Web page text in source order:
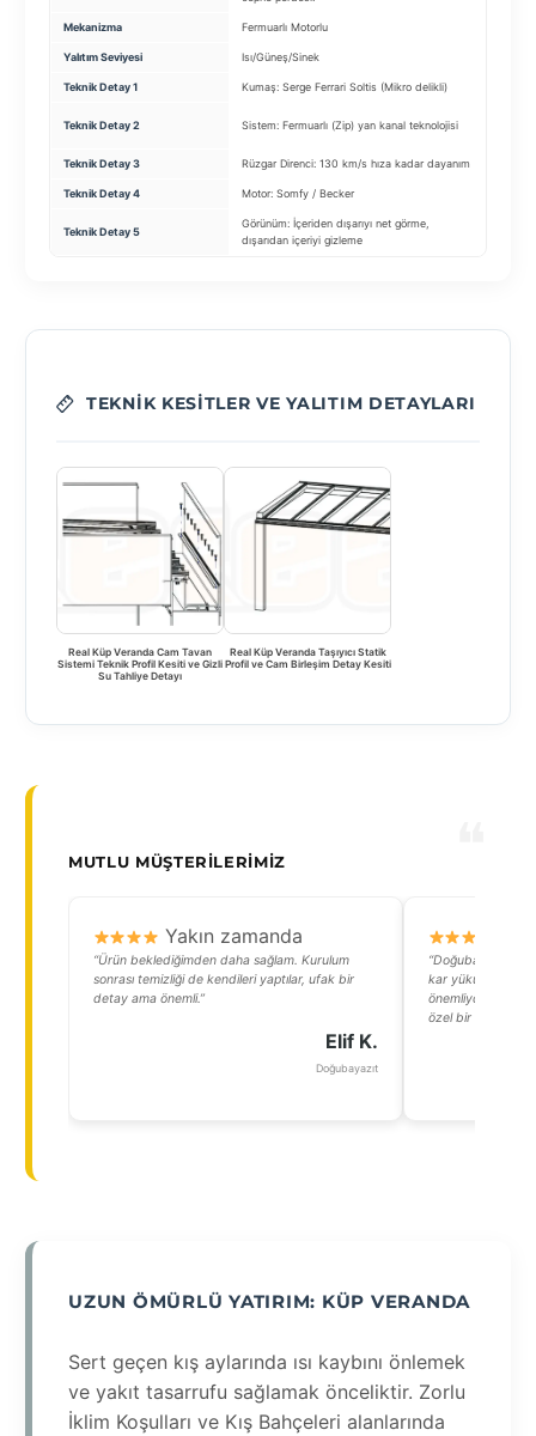
Mekanizma Fermuarlı Motorlu
Yalıtım Seviyesi Isı/Güneş/Sinek
Teknik Detay 1 Kumaş: Serge Ferrari Soltis (Mikro delikli)
Teknik Detay 2 Sistem: Fermuarlı (Zip) yan kanal teknolojisi
Teknik Detay 3 Rüzgar Direnci: 130 km/s hıza kadar dayanım
Teknik Detay 4 Motor: Somfy / Becker
Teknik Detay 5
Görünüm: İçeriden dışarıyı net görme,
dışarıdan içeriyi gizleme
TEKNIK KESITLER VE YALITIM DETAYLARI
Real Küp Veranda Cam Tavan
Sistemi Teknik Profil Kesiti ve Gizli
Su Tahliye Detayı
Real Küp Veranda Taşıyıcı Statik
Profil ve Cam Birleşim Detay Kesiti
MUTLU MÜŞTERILERIMIZ
Yakın zamanda
“Ürün beklediğimden daha sağlam. Kurulum
sonrası temizliği de kendileri yaptılar, ufak bir
detay ama önemli.”
Elif K.
Doğubayazıt
“Doğubayazıtta
kar yüküne
önemliydi. Firma
özel bir tasarım
UZUN ÖMÜRLÜ YATIRIM: KÜP VERANDA
Sert geçen kış aylarında ısı kaybını önlemek
ve yakıt tasarrufu sağlamak önceliktir. Zorlu
İklim Koşulları ve Kış Bahçeleri alanlarında